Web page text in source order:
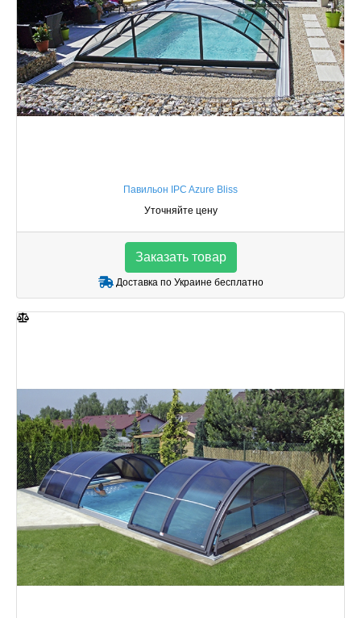
Павильон IPC Azure Bliss
Уточняйте цену
Заказать товар
Доставка по Украине бесплатно